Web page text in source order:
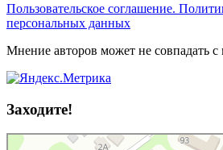
Пользовательское соглашение.
персональных данных
Мнение авторов может не совпадать
Заходите!